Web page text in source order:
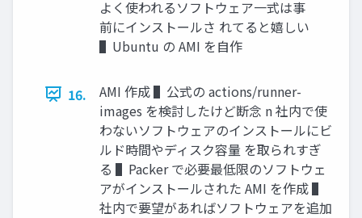
よく使われるソフトウェア⼀式は事
前にインストールさ れてると嬉しい
▌Ubuntu の AMI を⾃作
16.
AMI 作成 ▌公式の actions/runner-
images を検討したけど断念 n 社内で使
わないソフトウェアのインストールにビ
ルド時間やディスク容量 を取られすぎ
る ▌Packer で必要最低限のソフトウェ
アがインストールされた AMI を作成 ▌
社内で要望があればソフトウェアを追加